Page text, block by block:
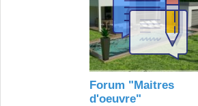
Forum "Maitres
d'oeuvre"